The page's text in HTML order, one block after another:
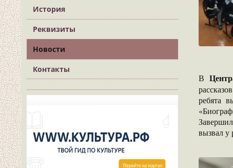
История
Реквизиты
Новости
Контакты
В
ребята
вызвал у